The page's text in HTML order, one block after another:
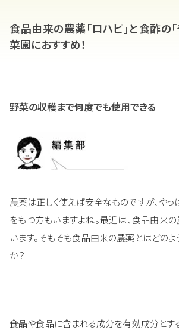
食品由来の農薬「ロハピ」と食酢の
菜園におすすめ！
野菜の収穫まで何度でも使用できる
農薬は正しく使えば安全なものですが、やっ
をもつ方もいますよね。最近は、食品由来
います。そもそも食品由来の農薬とはどのよ
か？
――食品や食品に含まれる成分を有効成分とす